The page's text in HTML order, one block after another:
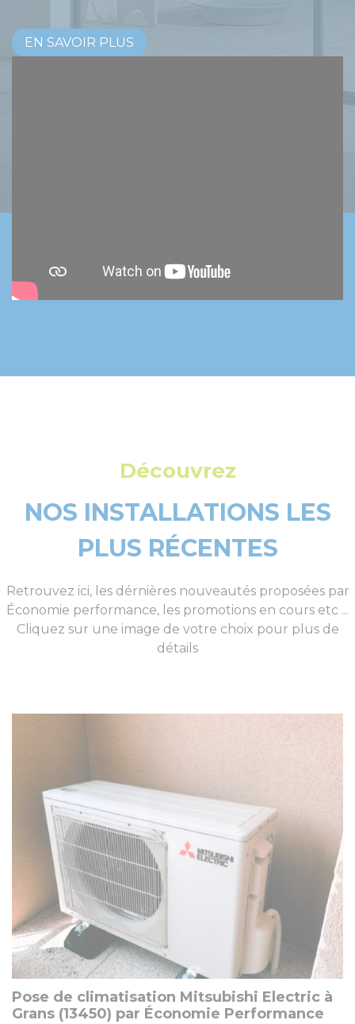
EN SAVOIR PLUS
Découvrez
NOS INSTALLATIONS LES
PLUS RÉCENTES
Retrouvez ici, les dérnières nouveautés proposées par
Économie performance, les promotions en cours etc ...
Cliquez sur une image de votre choix pour plus de
détails
Pose de climatisation Mitsubishi Electric à
Grans (13450) par Économie Performance